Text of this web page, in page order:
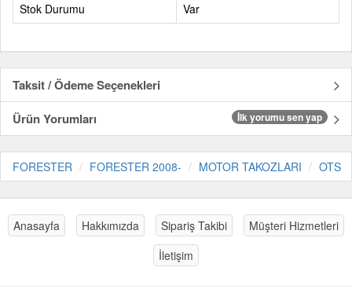
Stok Durumu
Var
Taksit / Ödeme Seçenekleri
Ürün Yorumları
İlk yorumu sen yap
FORESTER FORESTER 2008- MOTOR TAKOZLARI OTS
Anasayfa Hakkımızda Sipariş Takibi
Müşteri Hizmetleri
İletişim